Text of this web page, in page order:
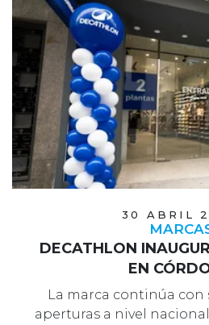
30 ABRIL
DECATHLON
EN
La marca continúa con
aperturas a nivel